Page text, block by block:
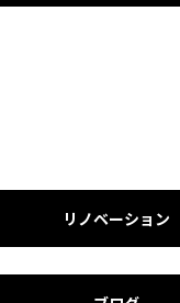
リノベーション